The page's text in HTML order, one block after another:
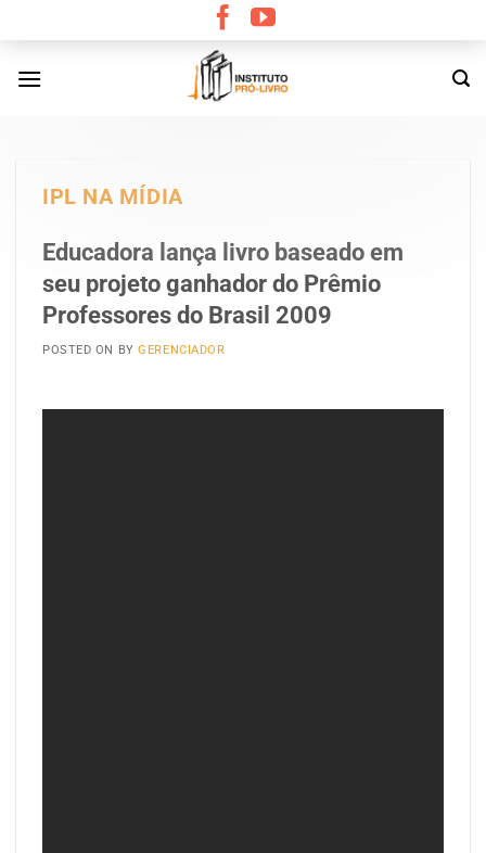
content
IPL NA MÍDIA
Educadora lança livro baseado em
seu projeto ganhador do Prêmio
Professores do Brasil 2009
POSTED ON BYGERENCIADOR